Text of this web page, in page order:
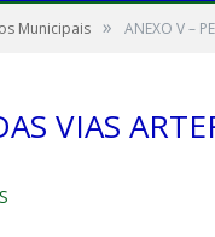
Municipais » ANEXO V –
VIAS